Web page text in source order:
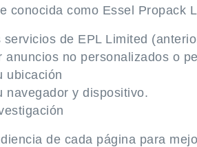
conocida como Essel Propack
de EPL Limited
anuncios no personalizados o
ubicación
navegador y dispositivo.
de cada página para